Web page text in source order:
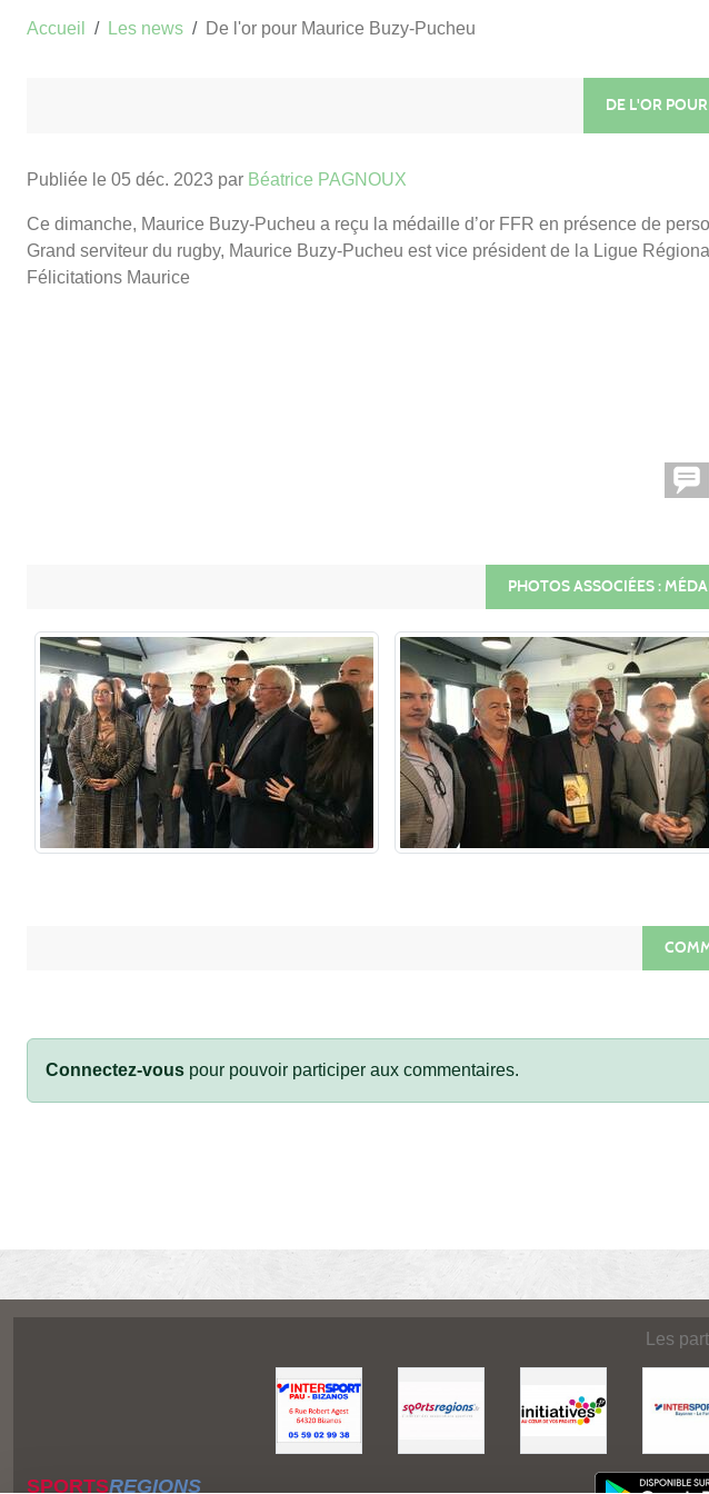
Accueil Les news De l'or pour Maurice Buzy-Pucheu
DE L'OR
Publiée le 05 déc. 2023 par Béatrice PAGNOUX
Ce dimanche, Maurice Buzy-Pucheu a reçu la médaille d’or FFR en présence de
Grand serviteur du rugby, Maurice Buzy-Pucheu est vice président de la Ligue
Félicitations Maurice
PHOTOS ASSOCIÉES :
Connectez-vous pour pouvoir participer aux commentaires.
Les
SPORTSREGIONS